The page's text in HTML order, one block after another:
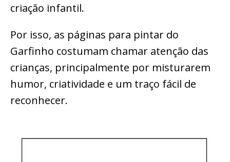
criação infantil.
Por isso, as páginas para pintar do
Garfinho costumam chamar atenção das
crianças, principalmente por misturarem
humor, criatividade e um traço fácil de
reconhecer.